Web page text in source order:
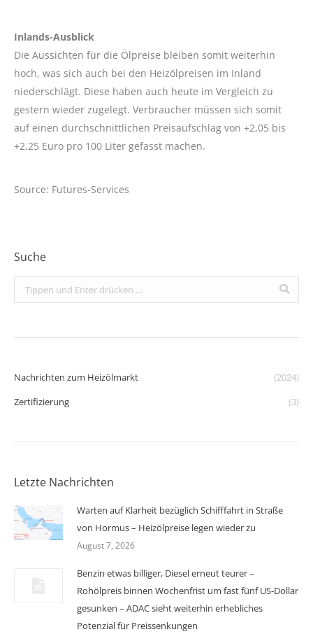
Inlands-Ausblick
Die Aussichten für die Ölpreise bleiben somit weiterhin
hoch, was sich auch bei den Heizölpreisen im Inland
niederschlägt. Diese haben auch heute im Vergleich zu
gestern wieder zugelegt. Verbraucher müssen sich somit
auf einen durchschnittlichen Preisaufschlag von +2,05 bis
+2,25 Euro pro 100 Liter gefasst machen.
Source: Futures-Services
Suche
Search:
Nachrichten zum Heizölmarkt
(2024)
Zertifizierung
(3)
Letzte Nachrichten
Warten auf Klarheit bezüglich Schifffahrt in Straße
von Hormus – Heizölpreise legen wieder zu
August 7, 2026
Benzin etwas billiger, Diesel erneut teurer –
Rohölpreis binnen Wochenfrist um fast fünf US-Dollar
gesunken – ADAC sieht weiterhin erhebliches
Potenzial für Preissenkungen